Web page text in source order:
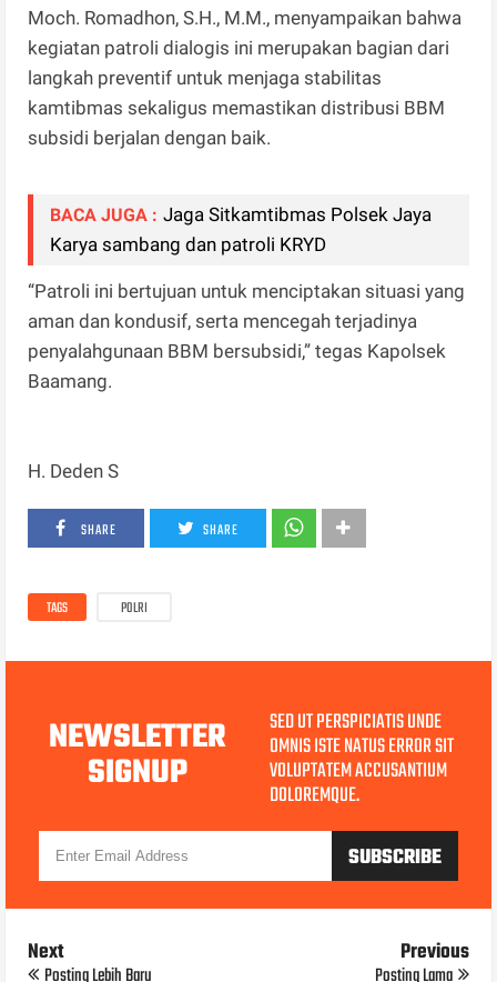
Moch. Romadhon, S.H., M.M., menyampaikan bahwa
kegiatan patroli dialogis ini merupakan bagian dari
langkah preventif untuk menjaga stabilitas
kamtibmas sekaligus memastikan distribusi BBM
subsidi berjalan dengan baik.
BACA JUGA : Jaga Sitkamtibmas Polsek Jaya
Karya sambang dan patroli KRYD
“Patroli ini bertujuan untuk menciptakan situasi yang
aman dan kondusif, serta mencegah terjadinya
penyalahgunaan BBM bersubsidi,” tegas Kapolsek
Baamang.
H. Deden S
SHARE SHARE
TAGS POLRI
NEWSLETTER
SIGNUP
SED UT PERSPICIATIS UNDE
OMNIS ISTE NATUS ERROR SIT
VOLUPTATEM ACCUSANTIUM
DOLOREMQUE.
Next Previous